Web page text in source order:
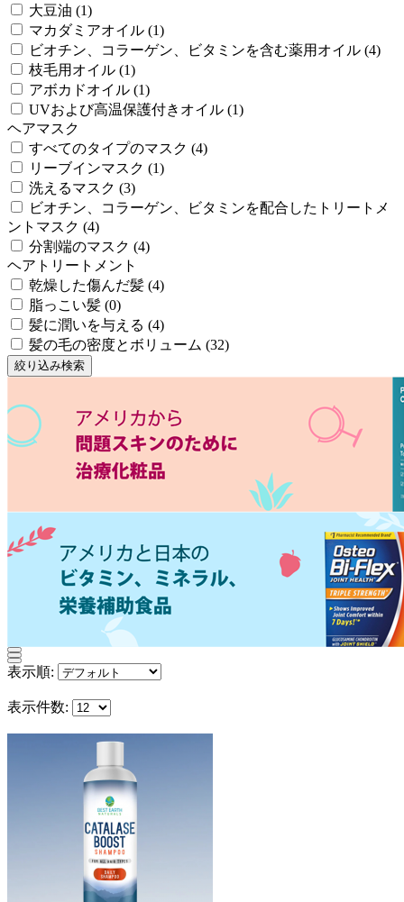
大豆油 (1)
マカダミアオイル (1)
ビオチン、コラーゲン、ビタミンを含む薬用オイル (4)
枝毛用オイル (1)
アボカドオイル (1)
UVおよび高温保護付きオイル (1)
ヘアマスク
すべてのタイプのマスク (4)
リーブインマスク (1)
洗えるマスク (3)
ビオチン、コラーゲン、ビタミンを配合したトリートメ
ントマスク (4)
分割端のマスク (4)
ヘアトリートメント
乾燥した傷んだ髪 (4)
脂っこい髪 (0)
髪に潤いを与える (4)
髪の毛の密度とボリューム (32)
絞り込み検索
表示順:
表示件数: